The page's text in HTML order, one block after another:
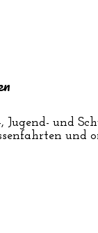
Jugend- und
und